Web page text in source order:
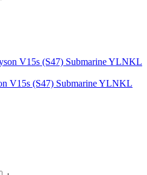
V15s (S47) Submarine YLNKL